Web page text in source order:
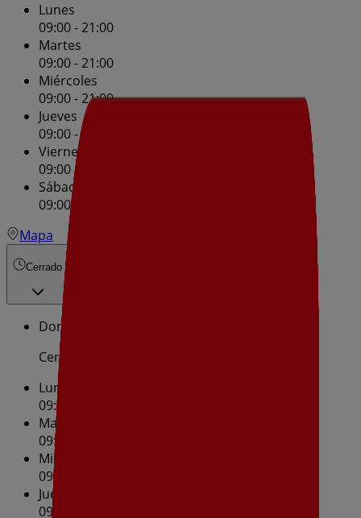
Lunes
09:00 - 21:00
Martes
09:00 - 21:00
Miércoles
09:00 - 21:00
Jueves
09:00 - 21:00
Viernes
09:00 - 21:00
Sábado
09:00 - 21:00
Mapa
Cerrado
Domingo
Cerrado
Lunes
09:00 - 21:00
Martes
09:00 - 21:00
Miércoles
09:00 - 21:00
Jueves
09:00 - 21:00